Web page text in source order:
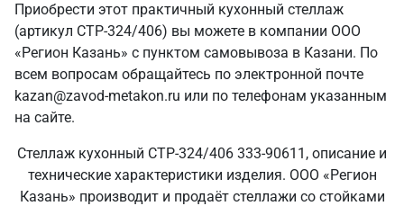
Приобрести этот практичный кухонный стеллаж
(артикул СТР-324/406) вы можете в компании ООО
«Регион Казань» с пунктом самовывоза в Казани. По
всем вопросам обращайтесь по электронной почте
kazan@zavod-metakon.ru или по телефонам указанным
на сайте.
Стеллаж кухонный СТР-324/406 333-90611, описание и
технические характеристики изделия. ООО «Регион
Казань» производит и продаёт стеллажи со стойками